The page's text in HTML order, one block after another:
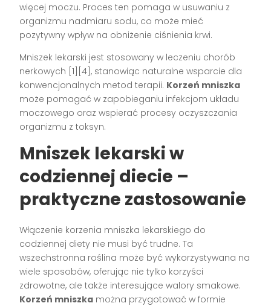
więcej moczu. Proces ten pomaga w usuwaniu z
organizmu nadmiaru sodu, co może mieć
pozytywny wpływ na obniżenie ciśnienia krwi.
Mniszek lekarski jest stosowany w leczeniu chorób
nerkowych [1][4], stanowiąc naturalne wsparcie dla
konwencjonalnych metod terapii. Korzeń mniszka
może pomagać w zapobieganiu infekcjom układu
moczowego oraz wspierać procesy oczyszczania
organizmu z toksyn.
Mniszek lekarski w
codziennej diecie –
praktyczne zastosowanie
Włączenie korzenia mniszka lekarskiego do
codziennej diety nie musi być trudne. Ta
wszechstronna roślina może być wykorzystywana na
wiele sposobów, oferując nie tylko korzyści
zdrowotne, ale także interesujące walory smakowe.
Korzeń mniszka można przygotować w formie